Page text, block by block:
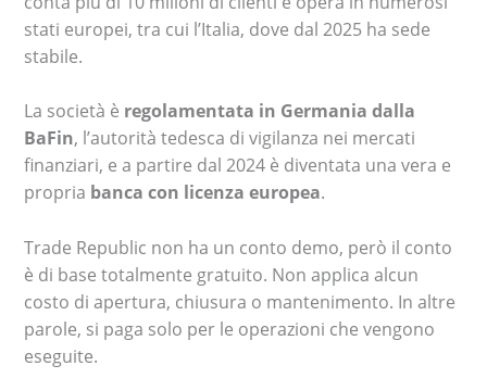
stati europei, tra cui l’Italia, dove dal 2025 ha sede
stabile.
La società è regolamentata in Germania dalla
BaFin, l’autorità tedesca di vigilanza nei mercati
finanziari, e a partire dal 2024 è diventata una vera e
propria banca con licenza europea.
Trade Republic non ha un conto demo, però il conto
è di base totalmente gratuito. Non applica alcun
costo di apertura, chiusura o mantenimento. In altre
parole, si paga solo per le operazioni che vengono
eseguite.